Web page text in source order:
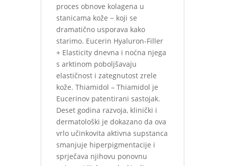
proces obnove kolagena u
stanicama kože − koji se
dramatično usporava kako
starimo. Eucerin Hyaluron-Filler
+ Elasticity dnevna i noćna njega
s arktinom poboljšavaju
elastičnost i zategnutost zrele
kože. Thiamidol – Thiamidol je
Eucerinov patentirani sastojak.
Deset godina razvoja, klinički i
dermatološki je dokazano da ova
vrlo učinkovita aktivna supstanca
smanjuje hiperpigmentacije i
sprječava njihovu ponovnu